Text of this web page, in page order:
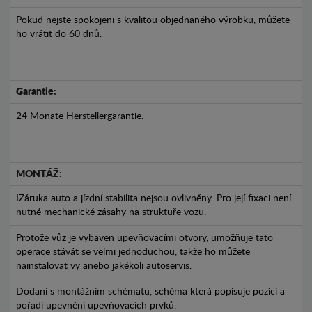
Pokud nejste spokojeni s kvalitou objednaného výrobku, můžete
ho vrátit do 60 dnů.
Garantie:
24 Monate Herstellergarantie.
MONTÁŽ:
IZáruka auto a jízdní stabilita nejsou ovlivněny. Pro její fixaci není
nutné mechanické zásahy na struktuře vozu.
Protože vůz je vybaven upevňovacími otvory, umožňuje tato
operace stávát se velmi jednoduchou, takže ho můžete
nainstalovat vy anebo jakékoli autoservis.
Dodaní s montážním schématu, schéma která popisuje pozici a
pořadí upevnění upevňovacích prvků.